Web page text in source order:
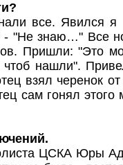
все. Явился я
- "Не знаю…" Все
Пришли: "Это
чтоб нашли".
взял черенок
сам гонял этого
ЦСКА Юры